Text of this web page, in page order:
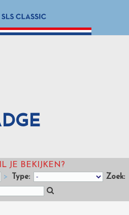
JE BEKIJKEN?
> Type: Zoek: